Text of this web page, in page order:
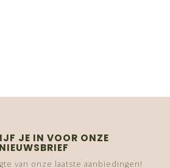
JE IN VOOR ONZE
NIEUWSBRIEF
van onze laatste aanbiedingen!